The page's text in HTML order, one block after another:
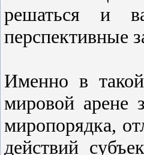
решаться и
перспективные
Именно в
мировой арене
миропорядка,
действий